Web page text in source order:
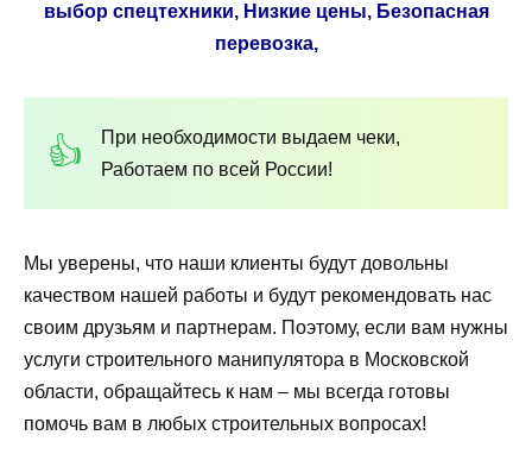
выбор спецтехники, Низкие цены, Безопасная
перевозка,
При необходимости выдаем чеки,
Работаем по всей России!
Мы уверены, что наши клиенты будут довольны
качеством нашей работы и будут рекомендовать нас
своим друзьям и партнерам. Поэтому, если вам нужны
услуги строительного манипулятора в Московской
области, обращайтесь к нам – мы всегда готовы
помочь вам в любых строительных вопросах!